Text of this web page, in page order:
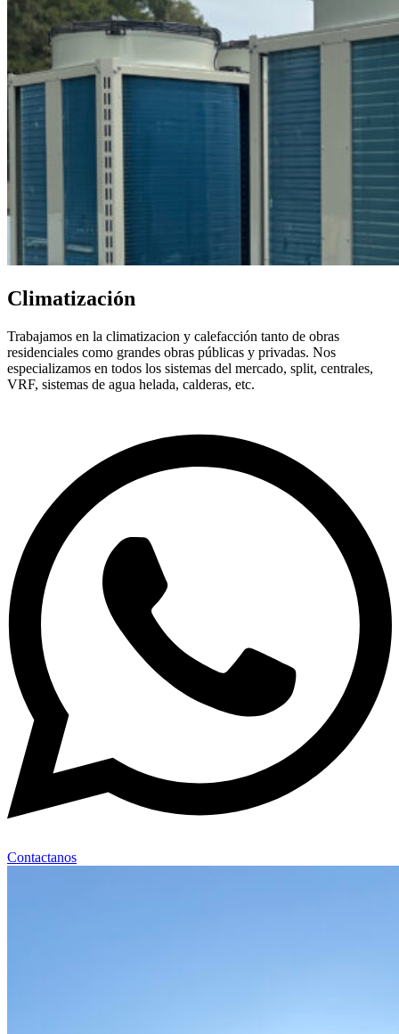
Climatización
Trabajamos en la climatizacion y calefacción tanto de obras
residenciales como grandes obras públicas y privadas. Nos
especializamos en todos los sistemas del mercado, split, centrales,
VRF, sistemas de agua helada, calderas, etc.
Contactanos